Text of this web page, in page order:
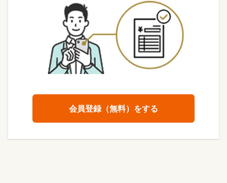
会員登録（無料）をする